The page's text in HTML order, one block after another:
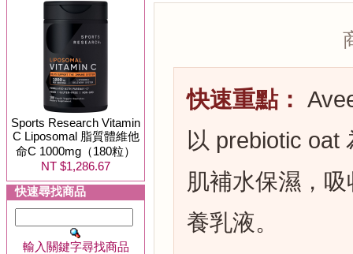
Sports Research Vitamin
C Liposomal 脂質體維他
命C 1000mg（180粒）
NT $1,286.67
快速尋找商品
輸入關鍵字尋找商品
快速重點：
以 prebiotic oat
肌補水保濕，
養乳液。